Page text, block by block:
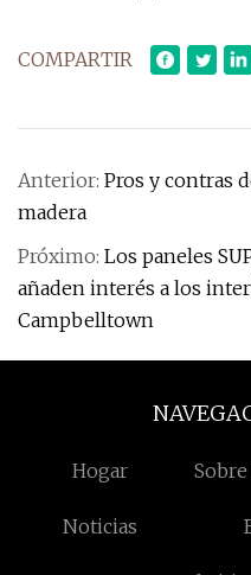
COMPARTIR
Anterior: Pros y contras
madera
Próximo: Los paneles
añaden interés a los
Campbelltown
Hogar
Noticias